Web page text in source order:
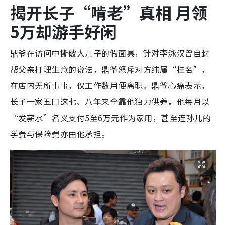
揭开长子“啃老”真相 月领
5万却游手好闲
鼎爷在访问中撕破大儿子的假面具，针对李泳汉曾自封
帮父亲打理生意的说法，鼎爷怒斥对方纯属“挂名”，
在店内无所事事，仅工作数月便离职。鼎爷心痛表示，
长子一家五口这七、八年来全靠他独力供养，他每月以
“发薪水”名义支付5至6万元作为家用，甚至连孙儿的
学费与保险费亦由他承担。